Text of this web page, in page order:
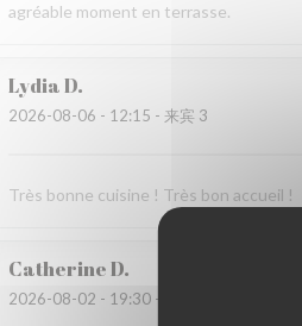
agréable moment en terrasse.
LydiaD
2026-08-06 - 12:15 - 来宾 3
Très bonne cuisine ! Très bon accueil !
CatherineD
2026-08-02 - 19:30 - 来宾 4